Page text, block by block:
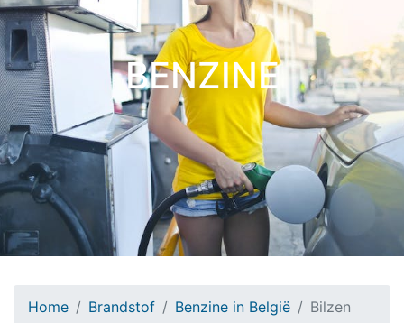
BENZINE
Home Brandstof Benzine in België Bilzen